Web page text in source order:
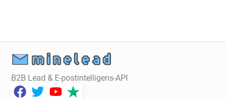
B2B Lead & E-postintelligens-API